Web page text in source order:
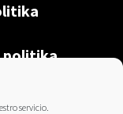
servicio.
politika
2026